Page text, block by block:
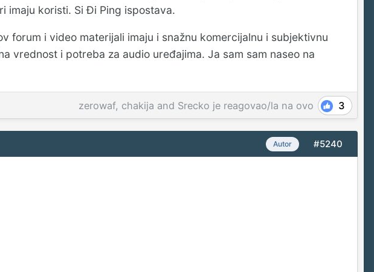
imaju koristi. Si Đi Ping ispostava.
forum i video materijali imaju i snažnu komercijalnu i subjektivnu
vrednost i potreba za audio uređajima. Ja sam sam naseo na
zerowaf, chakija and Srecko je reagovao/la na ovo 3
Autor #5240